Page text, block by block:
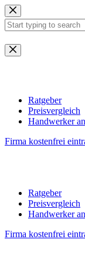
Zum
Inhalt
springen
Keine
Ergebnisse
Ratgeber
Preisvergleich
Handwerker
Firma kostenfrei
Ratgeber
Preisvergleich
Handwerker
Firma kostenfrei